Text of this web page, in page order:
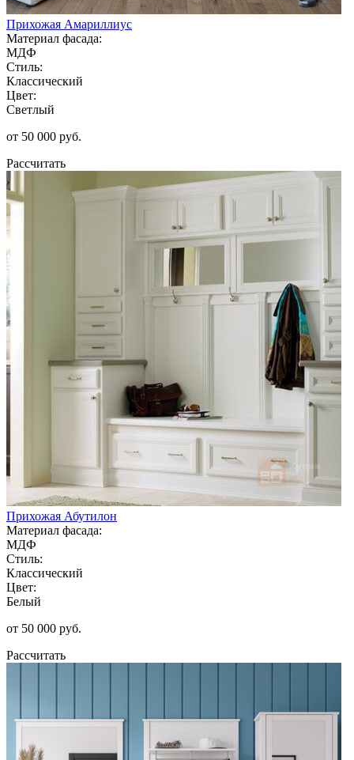
Прихожая Амариллиус
Материал фасада:
МДФ
Стиль:
Классический
Цвет:
Светлый
от 50 000 руб.
Рассчитать
Прихожая Абутилон
Материал фасада:
МДФ
Стиль:
Классический
Цвет:
Белый
от 50 000 руб.
Рассчитать